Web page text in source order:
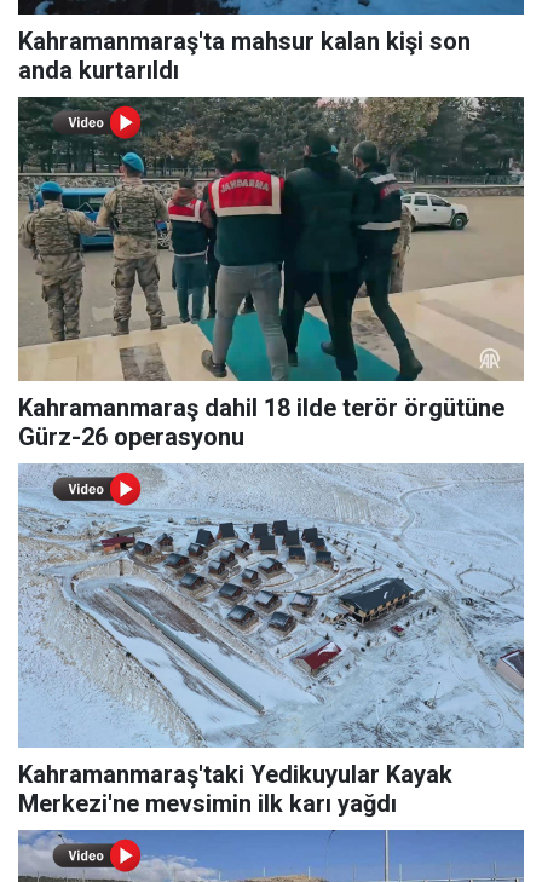
Kahramanmaraş'ta mahsur kalan kişi son
anda kurtarıldı
Kahramanmaraş dahil 18 ilde terör örgütüne
Gürz-26 operasyonu
Kahramanmaraş'taki Yedikuyular Kayak
Merkezi'ne mevsimin ilk karı yağdı